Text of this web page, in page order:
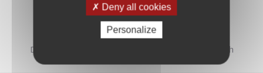
MAIRIE DE HOERDT
1, rue de la Tour - 67720 Hoerdt
Tél. : 03 88 68 20 10 - mairie@hoerdt.fr
Du lundi au vendredi de 8h à 12h et de 14h à 18h
Deny all cookies
Personalize